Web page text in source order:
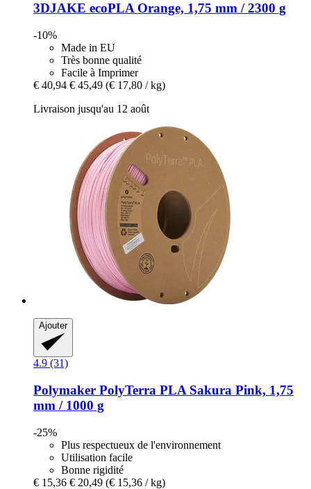
3DJAKE ecoPLA Orange, 1,75 mm / 2300 g
-10%
Made in EU
Très bonne qualité
Facile à Imprimer
€ 40,94 € 45,49 (€ 17,80 / kg)
Livraison jusqu'au 12 août
Ajouter
4.9 (31)
Polymaker PolyTerra PLA Sakura Pink, 1,75
mm / 1000 g
-25%
Plus respectueux de l'environnement
Utilisation facile
Bonne rigidité
€ 15,36 € 20,49 (€ 15,36 / kg)